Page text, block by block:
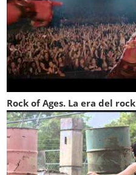
Rock of Ages. La era del rock